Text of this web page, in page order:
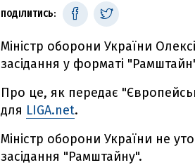
ПОДІЛИТИСЬ:
Міністр оборони України
засідання у форматі
Про це, як передає
для LIGA.net.
Міністр оборони України не
засідання "Рамштайну".